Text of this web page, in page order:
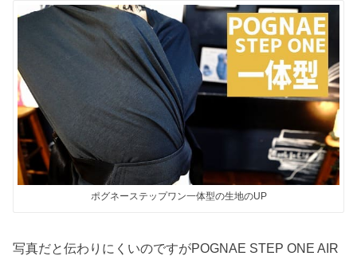
ポグネーステップワン一体型の生地のUP
写真だと伝わりにくいのですがPOGNAE STEP ONE AIR